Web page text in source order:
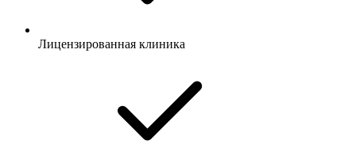
Лицензированная клиника